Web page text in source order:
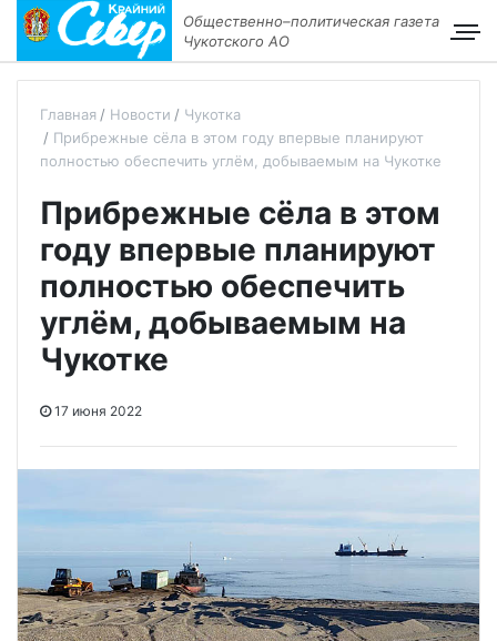
Общественно–политическая газета
Чукотского АО
Главная Новости
Чукотка
Прибрежные сёла в этом году впервые планируют
полностью обеспечить углём, добываемым на Чукотке
Прибрежные сёла в этом
году впервые планируют
полностью обеспечить
углём, добываемым на
Чукотке
17 июня 2022